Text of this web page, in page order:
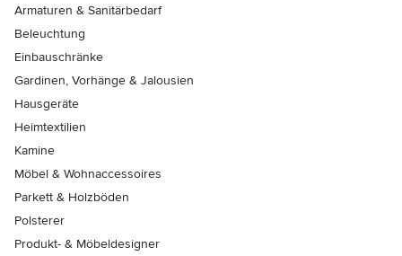
Armaturen & Sanitärbedarf
Beleuchtung
Einbauschränke
Gardinen, Vorhänge & Jalousien
Hausgeräte
Heimtextilien
Kamine
Möbel & Wohnaccessoires
Parkett & Holzböden
Polsterer
Produkt- & Möbeldesigner